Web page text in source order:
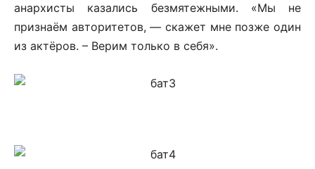
анархисты казались безмятежными. «Мы не
признаём авторитетов, — скажет мне позже один
из актёров. – Верим только в себя».